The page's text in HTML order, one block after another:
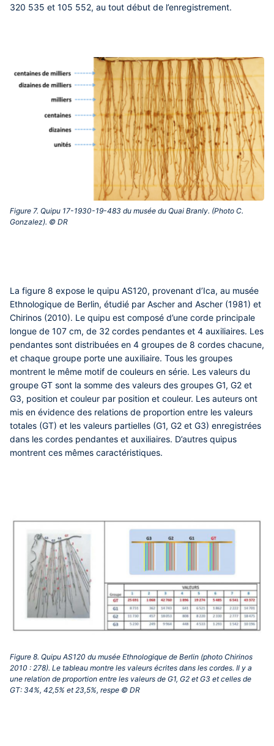
320 535 et 105 552, au tout début de l’enregistrement.
Figure 7. Quipu 17-1930-19-483 du musée du Quai Branly. (Photo C.
Gonzalez). © DR‎
La figure 8 expose le quipu AS120, provenant d’Ica, au musée
Ethnologique de Berlin, étudié par Ascher and Ascher (1981) et
Chirinos (2010). Le quipu est composé d’une corde principale
longue de 107 cm, de 32 cordes pendantes et 4 auxiliaires. Les
pendantes sont distribuées en 4 groupes de 8 cordes chacune,
et chaque groupe porte une auxiliaire. Tous les groupes
montrent le même motif de couleurs en série. Les valeurs du
groupe GT sont la somme des valeurs des groupes G1, G2 et
G3, position et couleur par position et couleur. Les auteurs ont
mis en évidence des relations de proportion entre les valeurs
totales (GT) et les valeurs partielles (G1, G2 et G3) enregistrées
dans les cordes pendantes et auxiliaires. D’autres quipus
montrent ces mêmes caractéristiques.
Figure 8. Quipu AS120 du musée Ethnologique de Berlin (photo Chirinos
2010 : 278). Le tableau montre les valeurs écrites dans les cordes. Il y a
une relation de proportion entre les valeurs de G1, G2 et G3 et celles de
GT: 34%, 42,5% et 23,5%, respe © DR‎